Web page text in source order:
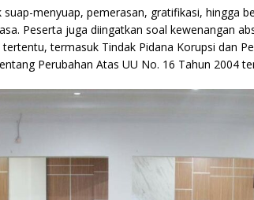
menyuap, pemerasan, gratifikasi, hingga
Peserta juga diingatkan soal kewenangan
termasuk Tindak Pidana Korupsi dan
Perubahan Atas UU No. 16 Tahun 2004